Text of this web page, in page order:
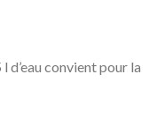
d’eau convient pour la